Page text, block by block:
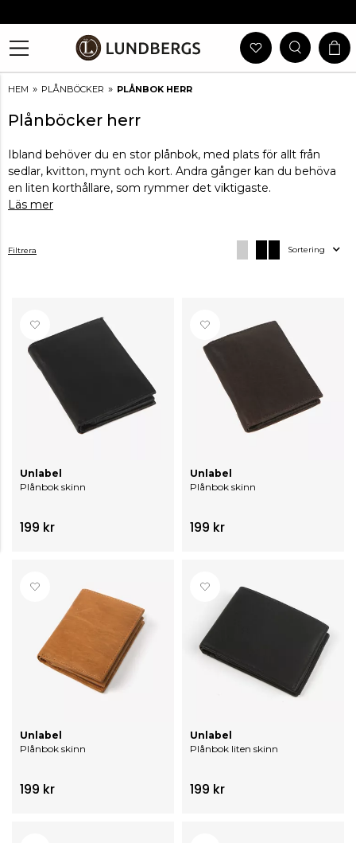
HEM » PLÅNBÖCKER » PLÅNBOK HERR
Plånböcker herr
Ibland behöver du en stor plånbok, med plats för allt från
sedlar, kvitton, mynt och kort. Andra gånger kan du behöva
en liten korthållare, som rymmer det viktigaste.
Läs mer
Filtrera Sortering
Plånbok skinn
Unlabel
199 kr
Plånbok skinn
Unlabel
199 kr
Plånbok skinn
Unlabel
199 kr
Plånbok liten skinn
Unlabel
199 kr